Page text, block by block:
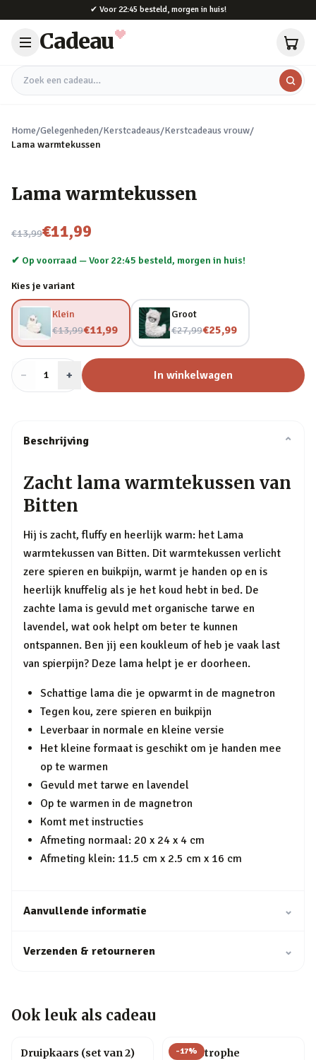
✔ Voor 22:45 besteld, morgen in huis!
Cadeau
Zoek een cadeau
Home/Gelegenheden/Kerstcadeaus/Kerstcadeaus vrouw/
Lama warmtekussen
Lama warmtekussen
€13,99
Nu voor€11,99
✔ Op voorraad —Voor 22:45 besteld, morgen in huis!
Kies je variant
Klein
€13,99
Nu voor€11,99
Groot
€27,99
Nu voor€25,99
− Aantal
1 + In winkelwagen
Beschrijving ⌄
Zacht lama warmtekussen van
Bitten
Hij is zacht, fluffy en heerlijk warm: het Lama
warmtekussen van Bitten. Dit warmtekussen verlicht
zere spieren en buikpijn, warmt je handen op en is
heerlijk knuffelig als je het koud hebt in bed. De
zachte lama is gevuld met organische tarwe en
lavendel, wat ook helpt om beter te kunnen
ontspannen. Ben jij een koukleum of heb je vaak last
van spierpijn? Deze lama helpt je er doorheen.
Schattige lama die je opwarmt in de magnetron
Tegen kou, zere spieren en buikpijn
Leverbaar in normale en kleine versie
Het kleine formaat is geschikt om je handen mee
op te warmen
Gevuld met tarwe en lavendel
Op te warmen in de magnetron
Komt met instructies
Afmeting normaal: 20 x 24 x 4 cm
Afmeting klein: 11.5 cm x 2.5 cm x 16 cm
Aanvullende informatie ⌄
Verzenden & retourneren ⌄
Ook leuk als cadeau
Druipkaars (set van 2) -17%
Cat-astrophe